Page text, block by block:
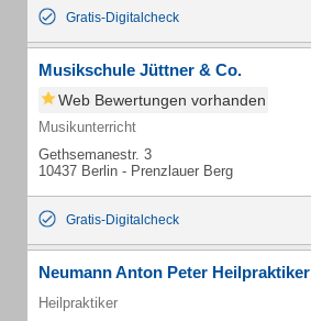
Gratis-Digitalcheck
Musikschule Jüttner & Co.
Web Bewertungen vorhanden
Musikunterricht
Gethsemanestr. 3
10437 Berlin - Prenzlauer Berg
Gratis-Digitalcheck
Neumann Anton Peter Heilpraktiker
Heilpraktiker